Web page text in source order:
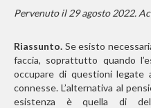
Pervenuto il 29 agosto 2022.
Riassunto. Se esisto
faccia, soprattutto quando
occupare di questioni
connesse. L’alternativa al
esistenza è quella di